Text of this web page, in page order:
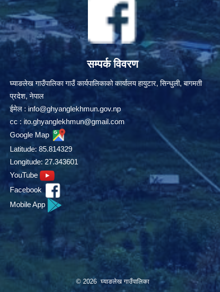
सम्पर्क विवरण
घ्याङलेख गाउँपालिका गाउँ कार्यपालिकाको कार्यालय हायुटार, सिन्धुली, बागमती
प्रदेश, नेपाल
ईमेल : info@ghyanglekhmun.gov.np
cc : ito.ghyanglekhmun@gmail.com
Google Map
Latitude: 85.814329
Longitude: 27.343601
YouTube
Facebook
Mobile App
© 2026 घ्याङलेख गाउँपालिका